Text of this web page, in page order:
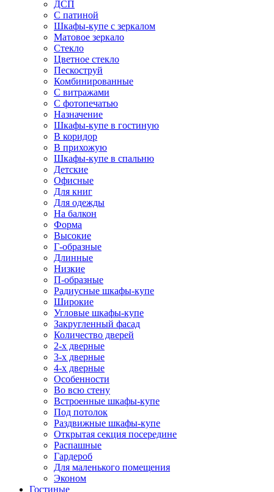
ДСП
С патиной
Шкафы-купе с зеркалом
Матовое зеркало
Стекло
Цветное стекло
Пескоструй
Комбинированные
С витражами
С фотопечатью
Назначение
Шкафы-купе в гостиную
В коридор
В прихожую
Шкафы-купе в спальню
Детские
Офисные
Для книг
Для одежды
На балкон
Форма
Высокие
Г-образные
Длинные
Низкие
П-образные
Радиусные шкафы-купе
Широкие
Угловые шкафы-купе
Закругленный фасад
Количество дверей
2-х дверные
3-х дверные
4-х дверные
Особенности
Во всю стену
Встроенные шкафы-купе
Под потолок
Раздвижные шкафы-купе
Открытая секция посередине
Распашные
Гардероб
Для маленького помещения
Эконом
Гостиные